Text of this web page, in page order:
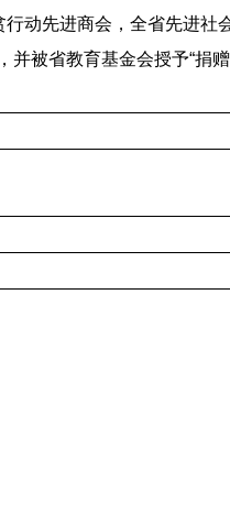
动先进商会，全省先进社
并被省教育基金会授予“捐